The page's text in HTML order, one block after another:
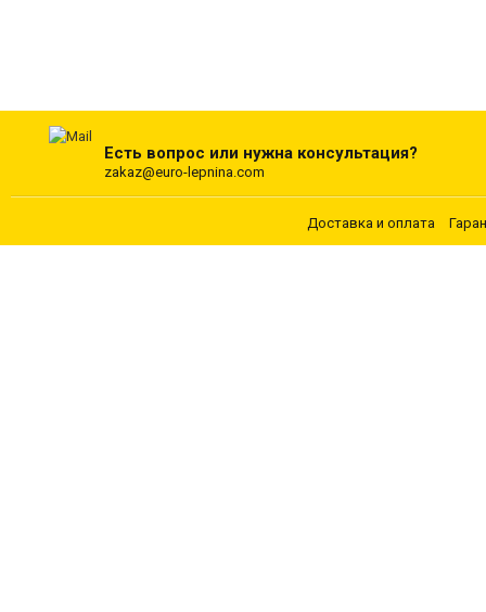
Есть вопрос или нужна консультация?
zakaz@euro-lepnina.com
Доставка и оплата